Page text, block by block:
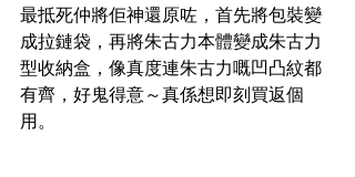
最抵死仲將佢神還原咗，首先將包裝變
成拉鏈袋，再將朱古力本體變成朱古力
型收納盒，像真度連朱古力嘅凹凸紋都
有齊，好鬼得意～真係想即刻買返個
用。